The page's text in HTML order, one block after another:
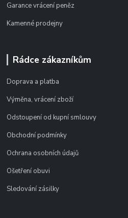
Garance vrácení peněz
Kamenné prodejny
Rádce zákazníkům
Doprava a platba
Výměna, vrácení zboží
Odstoupení od kupní smlouvy
Obchodní podmínky
Ochrana osobních údajů
Ošetření obuvi
Sledování zásilky